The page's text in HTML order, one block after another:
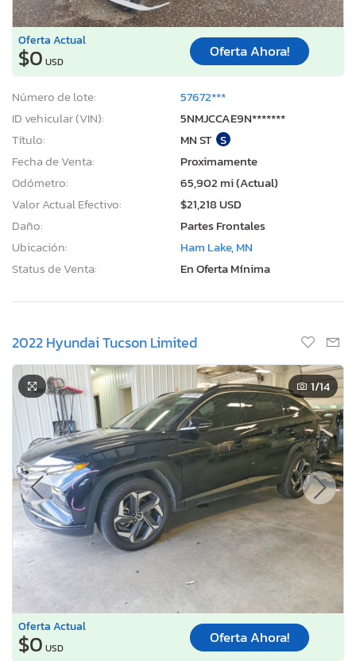
Oferta Actual
$0 USD
Oferta Ahora!
Número de lote:
57672***
ID vehicular (VIN):
5NMJCCAE9N*******
Título:
MN ST S
Fecha de Venta:
Proximamente
Odómetro:
65,902 mi (Actual)
Valor Actual Efectivo:
$21,218 USD
Daño:
Partes Frontales
Ubicación:
Ham Lake, MN
Status de Venta:
En Oferta Mínima
2022 Hyundai Tucson Limited
1/14
Oferta Actual
$0 USD
Oferta Ahora!